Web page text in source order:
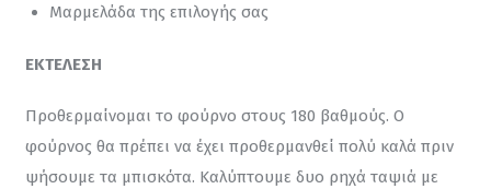
Μαρμελάδα της επιλογής σας
ΕΚΤΕΛΕΣΗ
Προθερμαίνομαι το φούρνο στους 180 βαθμούς. Ο
φούρνος θα πρέπει να έχει προθερμανθεί πολύ καλά πριν
ψήσουμε τα μπισκότα. Καλύπτουμε δυο ρηχά ταψιά με